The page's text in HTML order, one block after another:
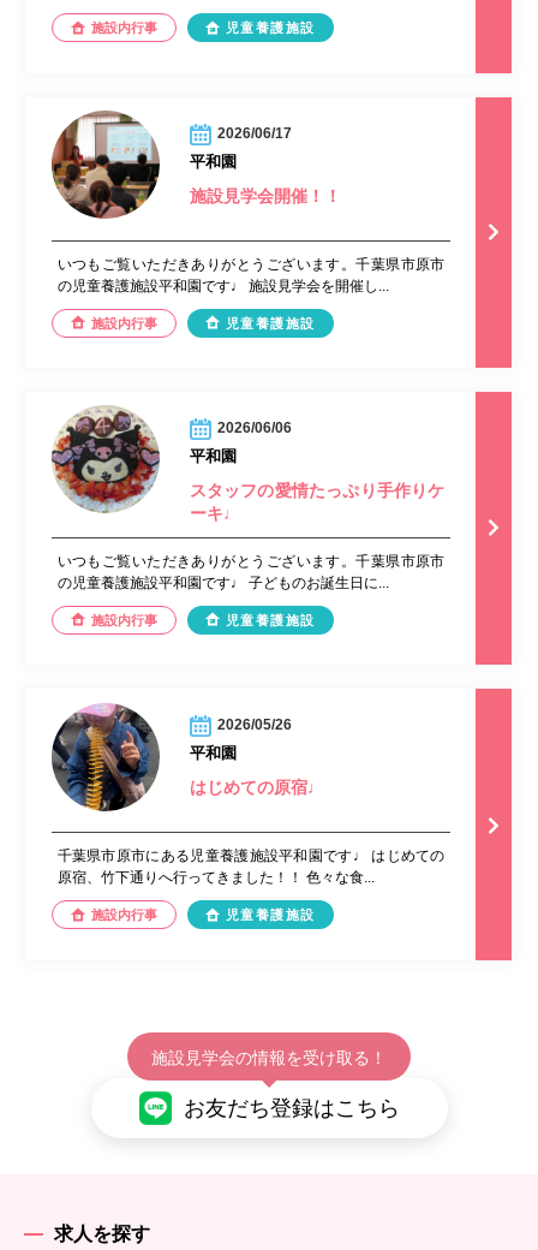
施設内行事 児童養護施設
2026/06/17
平和園
施設見学会開催！！
いつもご覧いただきありがとうございます。千葉県市原市
の児童養護施設平和園です♩ 施設見学会を開催し...
施設内行事 児童養護施設
2026/06/06
平和園
スタッフの愛情たっぷり手作りケ
ーキ♩
いつもご覧いただきありがとうございます。千葉県市原市
の児童養護施設平和園です♩ 子どものお誕生日に...
施設内行事 児童養護施設
2026/05/26
平和園
はじめての原宿♩
千葉県市原市にある児童養護施設平和園です♩ はじめての
原宿、竹下通りへ行ってきました！！ 色々な食...
施設内行事 児童養護施設
施設見学会の情報を受け取る！
お友だち登録はこちら
求人を探す